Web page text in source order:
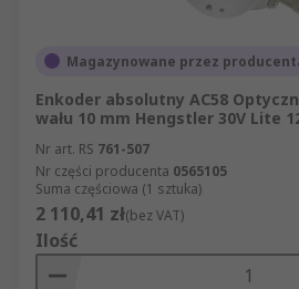
Magazynowane przez
Enkoder absolutny AC58
wału 10 mm Hengstler 30V Lite
Nr art. RS 761-507
Nr części producenta 0565105
Suma częściowa (1 sztuka)
2 110,41 zł(bez VAT)
Ilość